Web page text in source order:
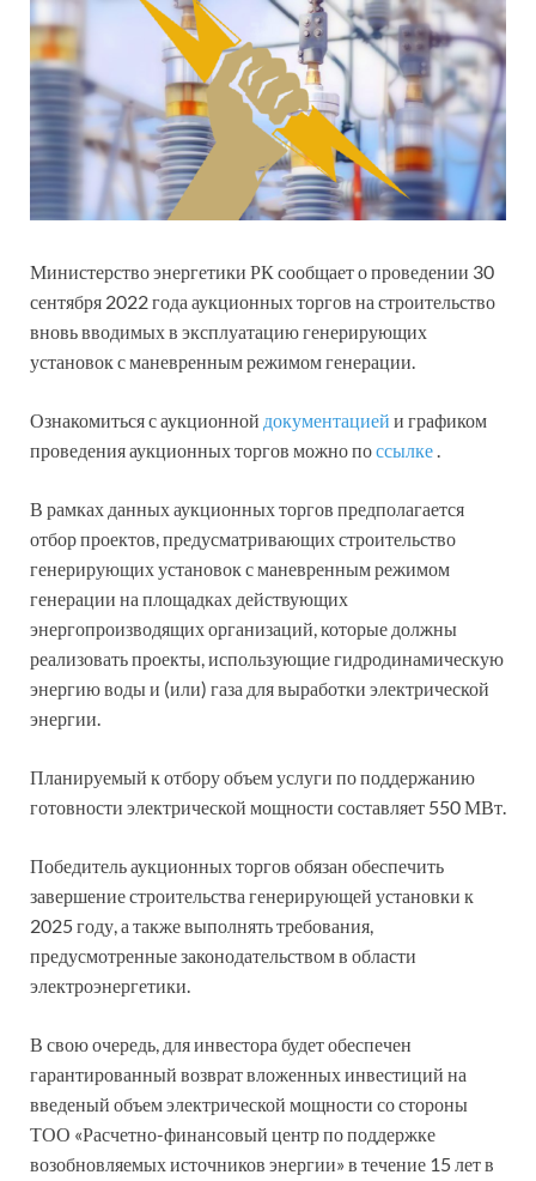
Министерство энергетики РК сообщает о проведении 30
сентября 2022 года аукционных торгов на строительство
вновь вводимых в эксплуатацию генерирующих
установок с маневренным режимом генерации.
Ознакомиться с аукционной документацией и графиком
проведения аукционных торгов можно поссылке.
В рамках данных аукционных торгов предполагается
отбор проектов, предусматривающих строительство
генерирующих установок с маневренным режимом
генерации на площадках действующих
энергопроизводящих организаций, которые должны
реализовать проекты, использующие гидродинамическую
энергию воды и (или) газа для выработки электрической
энергии.
Планируемый к отбору объем услуги по поддержанию
готовности электрической мощности составляет 550 МВт.
Победитель аукционных торгов обязан обеспечить
завершение строительства генерирующей установки к
2025 году, а также выполнять требования,
предусмотренные законодательством в области
электроэнергетики.
В свою очередь, для инвестора будет обеспечен
гарантированный возврат вложенных инвестиций на
введеный объем электрической мощности со стороны
ТОО «Расчетно-финансовый центр по поддержке
возобновляемых источников энергии» в течение 15 лет в